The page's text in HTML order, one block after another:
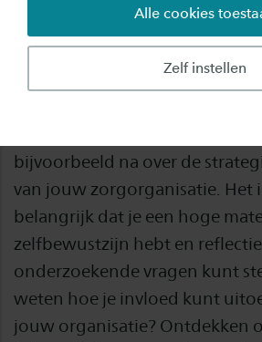
Zelf instellen
Alle cookies
De wereld van de
ontwikkeling. Als
leiderschap een groot
bijvoorbeeld na over de
van jouw zorgorganisatie. Het
belangrijk dat je een hoge
zelfbewustzijn hebt en
onderzoekende vragen kunt
weten hoe je invloed kunt
jouw organisatie? Ontdekken